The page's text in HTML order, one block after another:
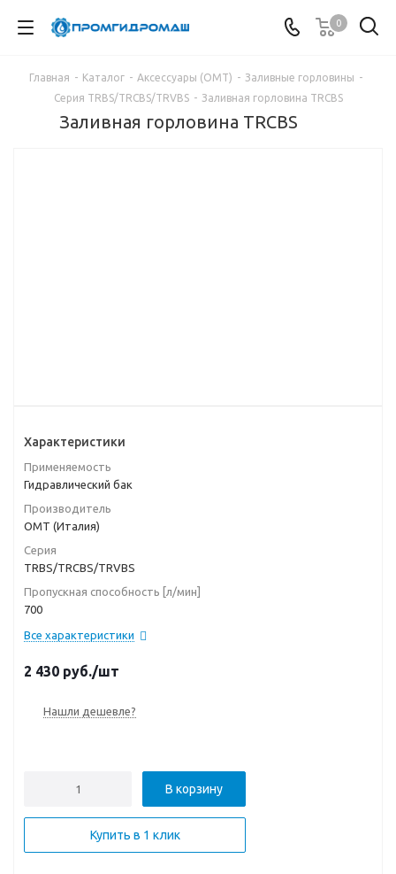
0
Главная - Каталог - Аксессуары (OMT) - Заливные горловины -
Серия TRBS/TRCBS/TRVBS - Заливная горловина TRCBS
Заливная горловина TRCBS
Характеристики
Применяемость
Гидравлический бак
Производитель
OMT (Италия)
Серия
TRBS/TRCBS/TRVBS
Пропускная способность [л/мин]
700
Все характеристики
2 430 руб./шт
Нашли дешевле?
В корзину
Купить в 1 клик